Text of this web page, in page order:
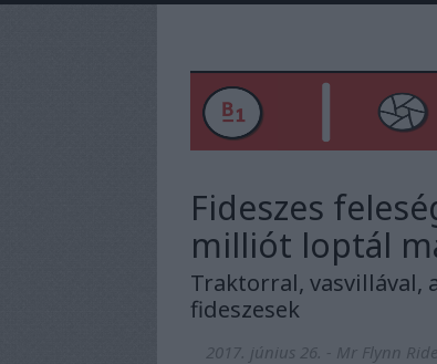
Fideszes
milliót loptál
Traktorral, vasvillával,
fideszesek
2017. június 26. - Mr Flynn